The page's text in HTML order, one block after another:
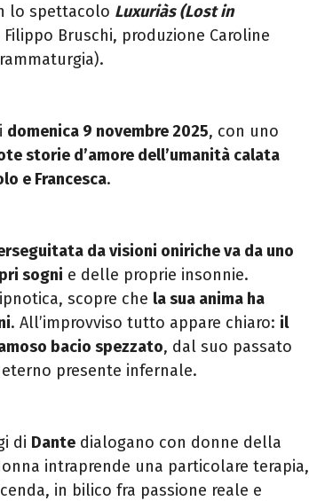
lo spettacolo Luxuriàs (Lost in
Bruschi, produzione Caroline
domenica 9 novembre 2025, con uno
storie d’amore dell’umanità calata
e Francesca.
da visioni oniriche va da uno
sogni e delle proprie insonnie.
scopre che la sua anima ha
. All’improvviso tutto appare chiaro: il
bacio spezzato, dal suo passato
presente infernale.
di Dante dialogano con donne della
intraprende una particolare terapia,
in bilico fra passione reale e